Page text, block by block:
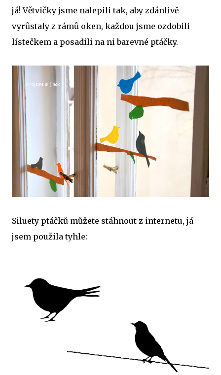
já! Větvičky jsme nalepili tak, aby zdánlivě
vyrůstaly z rámů oken, každou jsme ozdobili
lístečkem a posadili na ni barevné ptáčky.
Siluety ptáčků můžete stáhnout z internetu, já
jsem použila tyhle: